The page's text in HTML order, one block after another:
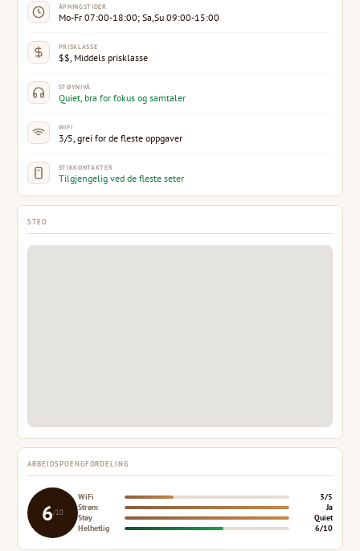
ÅPNINGSTIDER
Mo-Fr 07:00-18:00; Sa,Su 09:00-15:00
PRISKLASSE
$$, Middels prisklasse
STØYNIVÅ
Quiet, bra for fokus og samtaler
WIFI
3/5, grei for de fleste oppgaver
STIKKONTAKTER
Tilgjengelig ved de fleste seter
STED
ARBEIDSPOENGFORDELING
6/10
WiFi
3/5
Strøm
Ja
Støy
Quiet
Helhetlig
6/10